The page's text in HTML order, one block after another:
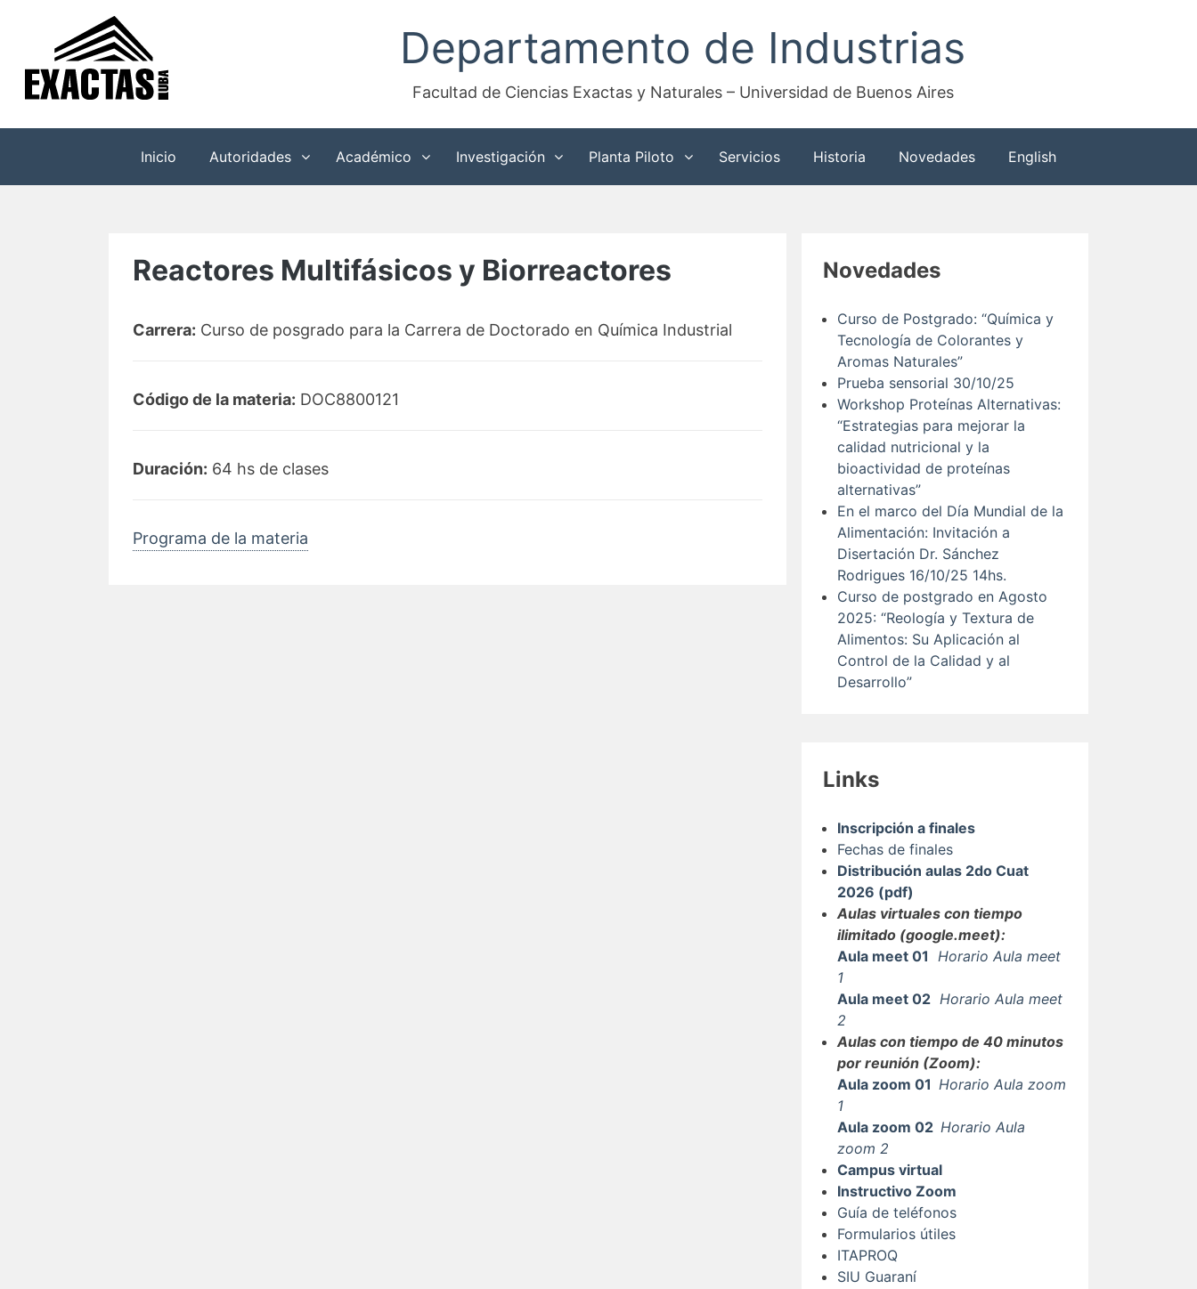
contenido
Departamento de Industrias
Facultad de Ciencias Exactas y Naturales – Universidad de Buenos Aires
Inicio Autoridades Académico Investigación Planta Piloto Servicios Historia Novedades English
Reactores Multifásicos y Biorreactores
Carrera: Curso de posgrado para la Carrera de Doctorado en Química Industrial
Código de la materia: DOC8800121
Duración: 64 hs de clases
Programa de la materia
Novedades
Curso de Postgrado: “Química y
Tecnología de Colorantes y
Aromas Naturales”
Prueba sensorial 30/10/25
Workshop Proteínas Alternativas:
“Estrategias para mejorar la
calidad nutricional y la
bioactividad de proteínas
alternativas”
En el marco del Día Mundial de la
Alimentación: Invitación a
Disertación Dr. Sánchez
Rodrigues 16/10/25 14hs.
Curso de postgrado en Agosto
2025: “Reología y Textura de
Alimentos: Su Aplicación al
Control de la Calidad y al
Desarrollo”
Links
Inscripción a finales
Fechas de finales
Distribución aulas 2do Cuat
2026 (pdf)
Aulas virtuales con tiempo
ilimitado (google.meet):
Aula meet 01 Horario Aula meet
1
Aula meet 02 Horario Aula meet
2
Aulas con tiempo de 40 minutos
por reunión (Zoom):
Aula zoom 01 Horario Aula zoom
1
Aula zoom 02 Horario Aula
zoom 2
Campus virtual
Instructivo Zoom
Guía de teléfonos
Formularios útiles
ITAPROQ
SIU Guaraní